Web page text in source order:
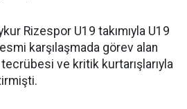
Rizespor U19 takımıyla U19
karşılaşmada görev alan
ve kritik kurtarışlarıyla